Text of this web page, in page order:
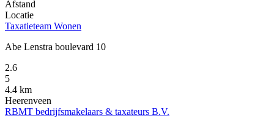
Afstand
Locatie
Taxatieteam Wonen
Abe Lenstra boulevard 10
2.6
5
4.4 km
Heerenveen
RBMT bedrijfsmakelaars & taxateurs B.V.